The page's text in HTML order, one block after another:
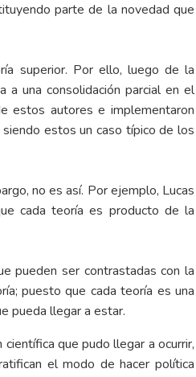
parte de la novedad que
superior. Por ello, luego de la
a una consolidación parcial en el
estos autores e implementaron
estos un caso típico de los
no es así. Por ejemplo, Lucas
cada teoría es producto de la
pueden ser contrastadas con la
puesto que cada teoría es una
pueda llegar a estar.
que pudo llegar a ocurrir,
el modo de hacer política